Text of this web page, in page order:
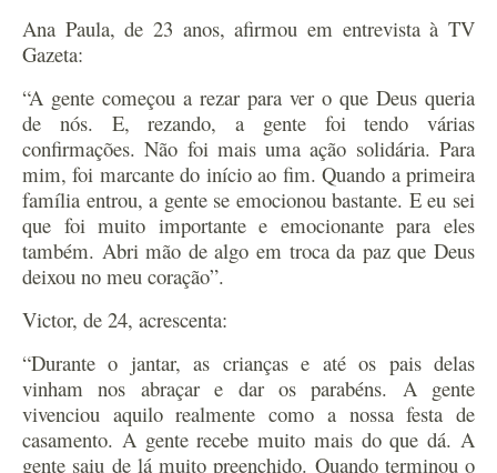
Ana Paula, de 23 anos, afirmou em entrevista à TV
Gazeta:
“A gente começou a rezar para ver o que Deus queria
de nós. E, rezando, a gente foi tendo várias
confirmações. Não foi mais uma ação solidária. Para
mim, foi marcante do início ao fim. Quando a primeira
família entrou, a gente se emocionou bastante. E eu sei
que foi muito importante e emocionante para eles
também. Abri mão de algo em troca da paz que Deus
deixou no meu coração”.
Victor, de 24, acrescenta:
“Durante o jantar, as crianças e até os pais delas
vinham nos abraçar e dar os parabéns. A gente
vivenciou aquilo realmente como a nossa festa de
casamento. A gente recebe muito mais do que dá. A
gente saiu de lá muito preenchido. Quando terminou o